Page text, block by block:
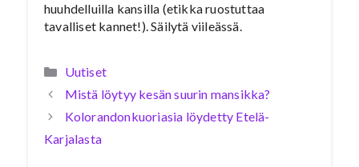
huuhdelluilla kansilla (etikka ruostuttaa
tavalliset kannet!). Säilytä viileässä.
Kategoriat
Uutiset
Mistä löytyy kesän suurin mansikka?
Kolorandonkuoriasia löydetty Etelä-
Karjalasta